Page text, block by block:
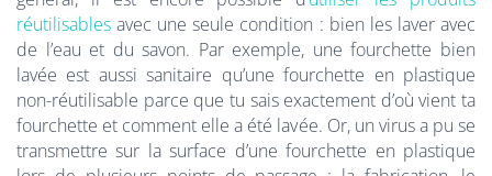
réutilisables avec une seule condition : bien les laver avec
de l’eau et du savon. Par exemple, une fourchette bien
lavée est aussi sanitaire qu’une fourchette en plastique
non-réutilisable parce que tu sais exactement d’où vient ta
fourchette et comment elle a été lavée. Or, un virus a pu se
transmettre sur la surface d’une fourchette en plastique